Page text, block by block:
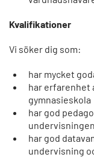
Kvalifikationer
Vi söker dig som:
har mycket
har erfarenhet
gymnasieskola
har god
har god
undervisning